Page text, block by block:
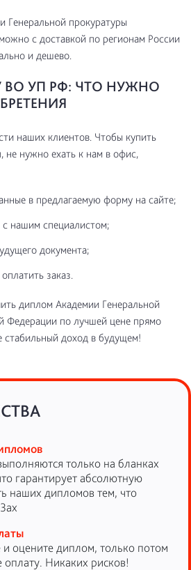
Генеральной прокуратуры
с доставкой по регионам России
и дешево.
УП РФ: ЧТО НУЖНО
наших клиентов. Чтобы купить
не нужно ехать к нам в офис,
в предлагаемую форму на сайте;
нашим специалистом;
документа;
заказ.
диплом Академии Генеральной
Федерации по лучшей цене прямо
стабильный доход в будущем!
только на бланках
гарантирует абсолютную
наших дипломов тем, что
оцените диплом, только потом
оплату. Никаких рисков!